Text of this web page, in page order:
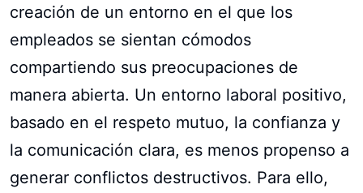
creación de un entorno en el que los
empleados se sientan cómodos
compartiendo sus preocupaciones de
manera abierta. Un entorno laboral positivo,
basado en el respeto mutuo, la confianza y
la comunicación clara, es menos propenso a
generar conflictos destructivos. Para ello,